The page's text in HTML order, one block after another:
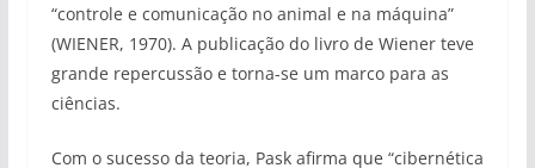
“controle e comunicação no animal e na máquina”
(WIENER, 1970). A publicação do livro de Wiener teve
grande repercussão e torna-se um marco para as
ciências.
Com o sucesso da teoria, Pask afirma que “cibernética